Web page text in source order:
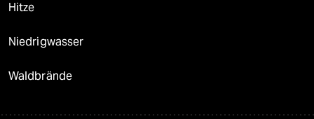
Hitze
Niedrigwasser
Waldbrände